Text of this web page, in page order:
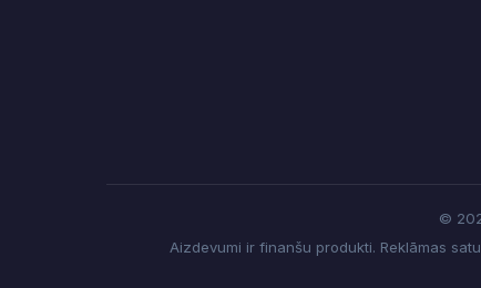
©
Aizdevumi ir finanšu produkti. Reklāmas